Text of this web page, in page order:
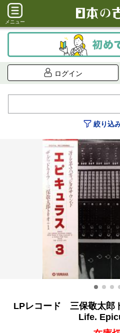
メニュー
ログイン
絞り込
LPレコード 三保敬太郎
Life.